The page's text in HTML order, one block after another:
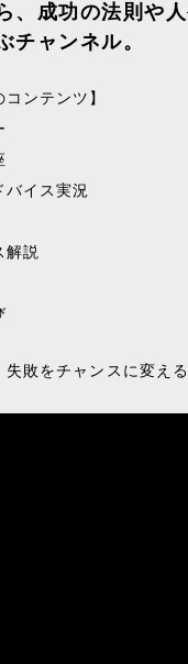
、成功の法則や
チャンネル。
ンテンツ】
イス実況
解説
失敗をチャンスに変え